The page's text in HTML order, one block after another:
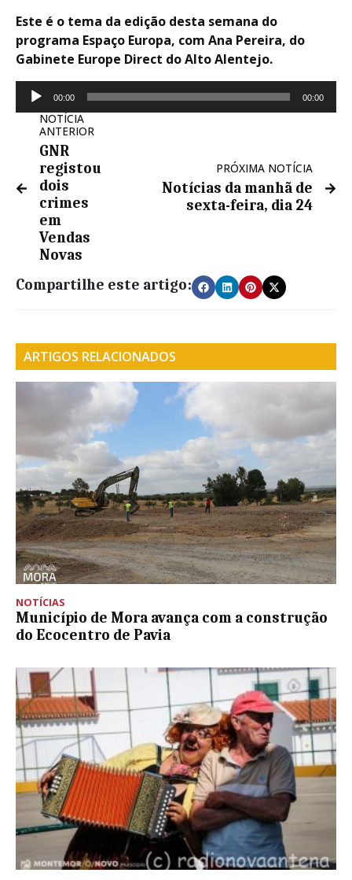
Este é o tema da edição desta semana do
programa Espaço Europa, com Ana Pereira, do
Gabinete Europe Direct do Alto Alentejo.
Reprodutor
de
áudio
00:00 00:00
NOTÍCIA
ANTERIOR
GNR
registou
dois
crimes
em
Vendas
Novas
PRÓXIMA NOTÍCIA
Notícias da manhã de
sexta-feira, dia 24
Compartilhe este artigo:
ARTIGOS RELACIONADOS
NOTÍCIAS
Município de Mora avança com a construção
do Ecocentro de Pavia